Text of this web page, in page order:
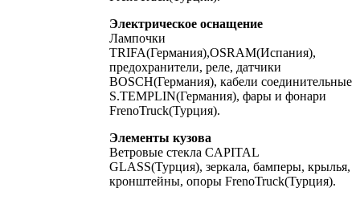
Электрическое оснащение
Лампочки
TRIFA(Германия),OSRAM(Испания),
предохранители, реле, датчики
BOSCH(Германия), кабели соединительные
S.TEMPLIN(Германия), фары и фонари
FrenoTruck(Турция).
Элементы кузова
Ветровые стекла CAPITAL
GLASS(Турция), зеркала, бамперы, крылья,
кронштейны, опоры FrenoTruck(Турция).